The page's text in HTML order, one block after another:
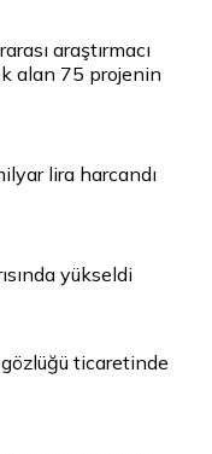
araştırmacı
alan 75 projenin
lira harcandı
yükseldi
ticaretinde